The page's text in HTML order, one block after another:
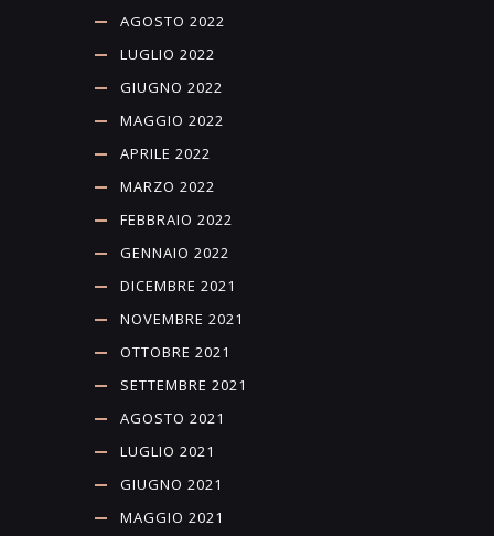
AGOSTO 2022
LUGLIO 2022
GIUGNO 2022
MAGGIO 2022
APRILE 2022
MARZO 2022
FEBBRAIO 2022
GENNAIO 2022
DICEMBRE 2021
NOVEMBRE 2021
OTTOBRE 2021
SETTEMBRE 2021
AGOSTO 2021
LUGLIO 2021
GIUGNO 2021
MAGGIO 2021